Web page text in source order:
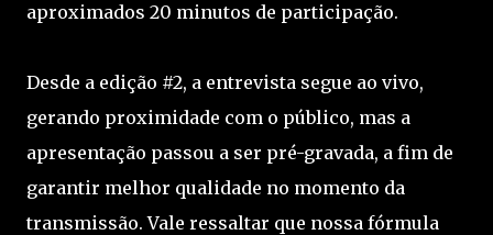
aproximados 20 minutos de participação.
Desde a edição #2, a entrevista segue ao vivo,
gerando proximidade com o público, mas a
apresentação passou a ser pré-gravada, a fim de
garantir melhor qualidade no momento da
transmissão. Vale ressaltar que nossa fórmula